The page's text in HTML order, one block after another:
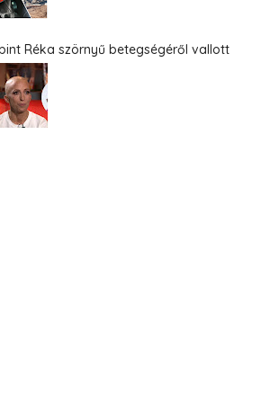
Réka szörnyű betegségéről vallott